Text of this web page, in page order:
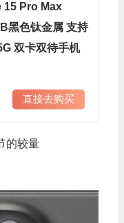
Pro Max
黑色钛金属 支持
双卡双待手机
直接去购买
的较量